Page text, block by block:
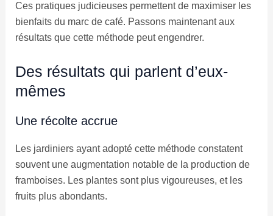
Ces pratiques judicieuses permettent de maximiser les
bienfaits du marc de café. Passons maintenant aux
résultats que cette méthode peut engendrer.
Des résultats qui parlent d’eux-
mêmes
Une récolte accrue
Les jardiniers ayant adopté cette méthode constatent
souvent une augmentation notable de la production de
framboises. Les plantes sont plus vigoureuses, et les
fruits plus abondants.